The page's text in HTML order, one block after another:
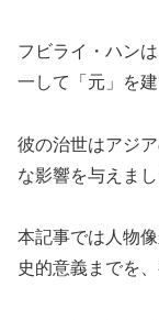
フビライ・ハン
一して「元」を建
彼の治世はアジ
な影響を与えまし
本記事では人物
史的意義までを